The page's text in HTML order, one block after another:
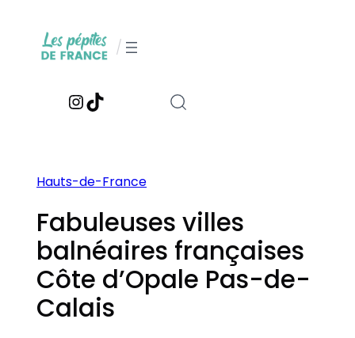
contenu
/
Instagram
TikTok
Hauts-de-France
Fabuleuses villes
balnéaires françaises
Côte d’Opale Pas-de-
Calais